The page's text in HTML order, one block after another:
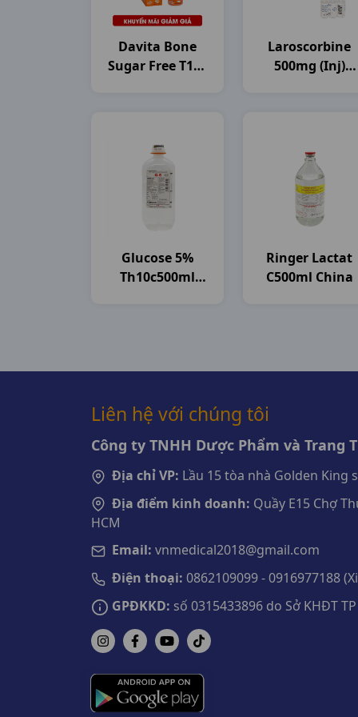
Davita Bone
Sugar Free T10v
Laroscorbine
500mg (inj)
Glucose 5%
Th10c500ml
Ringer Lactat
C500ml China
Liên hệ với chúng tôi
Công ty TNHH Dược Phẩm và Trang
Địa chỉ VP: Lầu 15 tòa nhà Golden King
Địa điểm kinh doanh: Quầy E15 Chợ
HCM
Email: vnmedical2018@gmail.com
Điện thoại: 0862109099 - 0916977188
GPĐKKD: số 0315433896 do Sở KHĐT